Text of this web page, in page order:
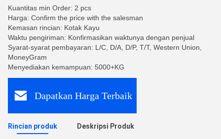
Kuantitas min Order: 2 pcs
Harga: Confirm the price with the salesman
Kemasan rincian: Kotak Kayu
Waktu pengiriman: Konfirmasikan waktunya dengan penjual
Syarat-syarat pembayaran: L/C, D/A, D/P, T/T, Western Union,
MoneyGram
Menyediakan kemampuan: 5000+KG
Dapatkan Harga Terbaik
Rincian produk Deskripsi Produk